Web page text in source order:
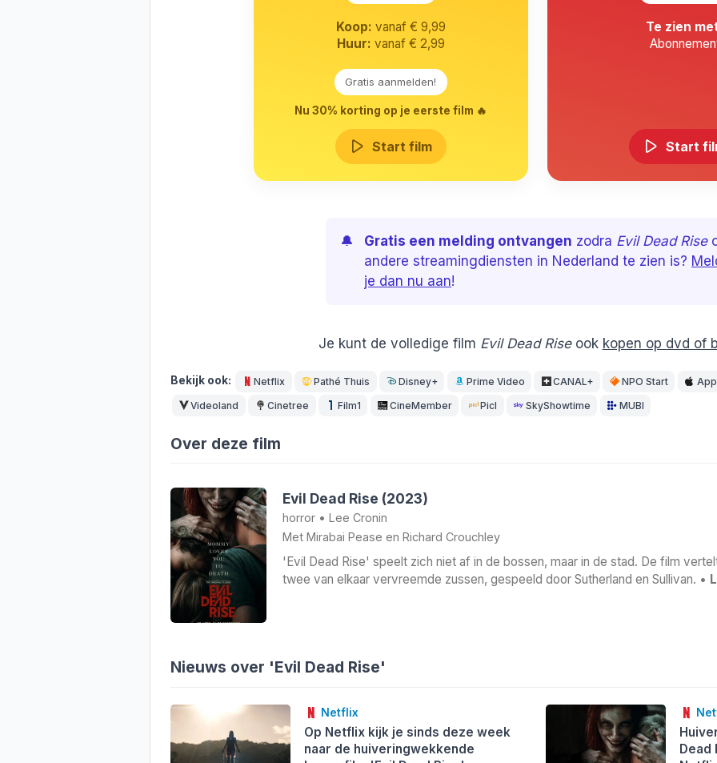
Koop: vanaf € 9,99
Huur: vanaf € 2,99
Gratis aanmelden!
Nu 30% korting op je eerste film 🔥
Start film
Te zien
Start
🔔 Gratis een melding ontvangen zodra Evil Dead Rise
andere streamingdiensten in Nederland te zien is?
je dan nu aan!
Je kunt de volledige film Evil Dead Riseook kopen op dvd of
Bekijk ook: Netflix Pathé Thuis Disney+ Prime Video CANAL+ NPO Start
Videoland Cinetree Film1 CineMember Picl SkyShowtime MUBI
Over deze film
Evil Dead Rise (2023)
horror • Lee Cronin
Met Mirabai Pease en Richard Crouchley
'Evil Dead Rise' speelt zich niet af in de bossen, maar in de stad. De film
twee van elkaar vervreemde zussen, gespeeld door Sutherland en Sullivan. •
Nieuws over 'Evil Dead Rise'
Netflix
Op Netflix kijk je sinds deze week
naar de huiveringwekkende
Dead